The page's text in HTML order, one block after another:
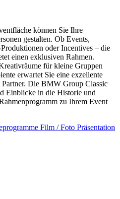
können Sie Ihre
gestalten. Ob Events,
oder Incentives – die
einen exklusiven Rahmen.
für kleine Gruppen
erwartet Sie eine exzellente
Die BMW Group Classic
Einblicke in die Historie und
zu Ihrem Event
Film / Foto Präsentation